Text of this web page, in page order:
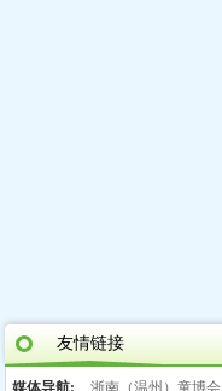
友情链接
媒体导航: 浙南（温州）童博会